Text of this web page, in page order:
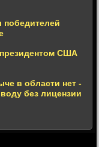
победителей
США
в области нет -
без лицензии